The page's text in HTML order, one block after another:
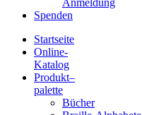
Anmeldung
Spenden
Blindenschrift-
Verlag
Startseite
Online-
Katalog
Produkt–
palette
Bücher